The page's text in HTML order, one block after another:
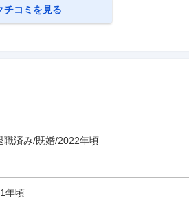
チコミを見る
職済み/既婚/2022年頃
年頃